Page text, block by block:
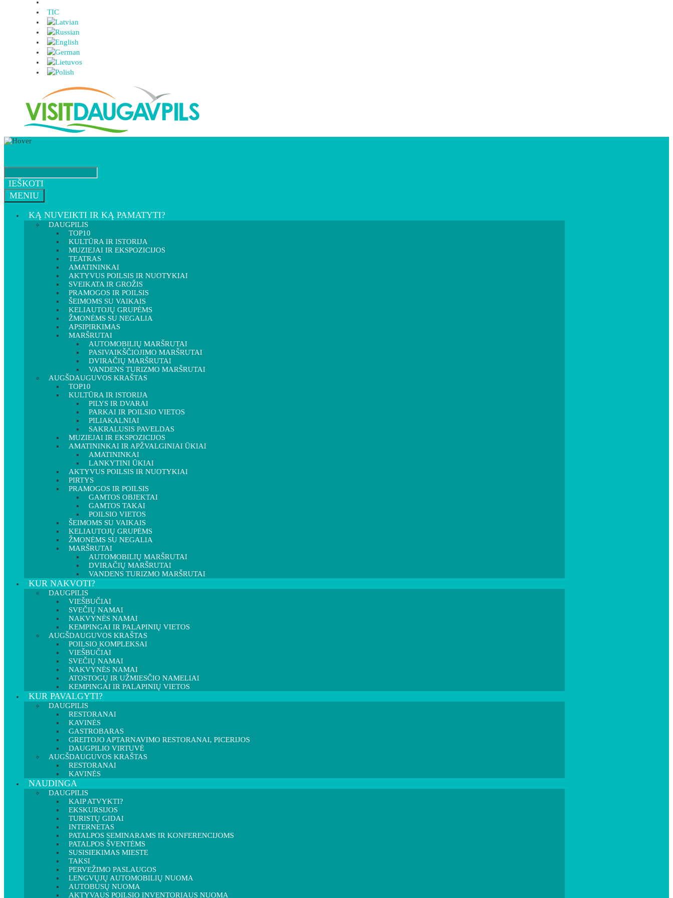
TIC
IEŠKOTI
MENIU
KĄ NUVEIKTI IR KĄ PAMATYTI?
DAUGPILIS
TOP10
KULTŪRA IR ISTORIJA
MUZIEJAI IR EKSPOZICIJOS
TEATRAS
AMATININKAI
AKTYVUS POILSIS IR NUOTYKIAI
SVEIKATA IR GROŽIS
PRAMOGOS IR POILSIS
ŠEIMOMS SU VAIKAIS
KELIAUTOJŲ GRUPĖMS
ŽMONĖMS SU NEGALIA
APSIPIRKIMAS
MARŠRUTAI
AUTOMOBILIŲ MARŠRUTAI
PASIVAIKŠČIOJIMO MARŠRUTAI
DVIRAČIŲ MARŠRUTAI
VANDENS TURIZMO MARŠRUTAI
AUGŠDAUGUVOS KRAŠTAS
TOP10
KULTŪRA IR ISTORIJA
PILYS IR DVARAI
PARKAI IR POILSIO VIETOS
PILIAKALNIAI
SAKRALUSIS PAVELDAS
MUZIEJAI IR EKSPOZICIJOS
AMATININKAI IR APŽVALGINIAI ŪKIAI
AMATININKAI
LANKYTINI ŪKIAI
AKTYVUS POILSIS IR NUOTYKIAI
PIRTYS
PRAMOGOS IR POILSIS
GAMTOS OBJEKTAI
GAMTOS TAKAI
POILSIO VIETOS
ŠEIMOMS SU VAIKAIS
KELIAUTOJŲ GRUPĖMS
ŽMONĖMS SU NEGALIA
MARŠRUTAI
AUTOMOBILIŲ MARŠRUTAI
DVIRAČIŲ MARŠRUTAI
VANDENS TURIZMO MARŠRUTAI
KUR NAKVOTI?
DAUGPILIS
VIEŠBUČIAI
SVEČIŲ NAMAI
NAKVYNĖS NAMAI
KEMPINGAI IR PALAPINIŲ VIETOS
AUGŠDAUGUVOS KRAŠTAS
POILSIO KOMPLEKSAI
VIEŠBUČIAI
SVEČIŲ NAMAI
NAKVYNĖS NAMAI
ATOSTOGŲ IR UŽMIESČIO NAMELIAI
KEMPINGAI IR PALAPINIŲ VIETOS
KUR PAVALGYTI?
DAUGPILIS
RESTORANAI
KAVINĖS
GASTROBARAS
GREITOJO APTARNAVIMO RESTORANAI, PICERIJOS
DAUGPILIO VIRTUVĖ
AUGŠDAUGUVOS KRAŠTAS
RESTORANAI
KAVINĖS
NAUDINGA
DAUGPILIS
KAIP ATVYKTI?
EKSKURSIJOS
TURISTŲ GIDAI
INTERNETAS
PATALPOS SEMINARAMS IR KONFERENCIJOMS
PATALPOS ŠVENTĖMS
SUSISIEKIMAS MIESTE
TAKSI
PERVEŽIMO PASLAUGOS
LENGVŲJŲ AUTOMOBILIŲ NUOMA
AUTOBUSŲ NUOMA
AKTYVAUS POILSIO INVENTORIAUS NUOMA